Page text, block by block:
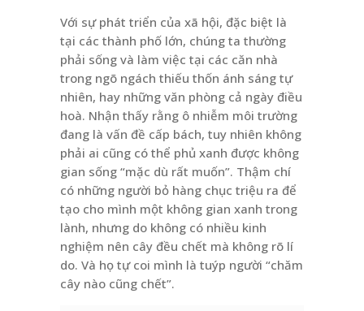
Với sự phát triển của xã hội, đặc biệt là
tại các thành phố lớn, chúng ta thường
phải sống và làm việc tại các căn nhà
trong ngõ ngách thiếu thốn ánh sáng tự
nhiên, hay những văn phòng cả ngày điều
hoà. Nhận thấy rằng ô nhiễm môi trường
đang là vấn đề cấp bách, tuy nhiên không
phải ai cũng có thể phủ xanh được không
gian sống “mặc dù rất muốn”. Thậm chí
có những người bỏ hàng chục triệu ra để
tạo cho mình một không gian xanh trong
lành, nhưng do không có nhiều kinh
nghiệm nên cây đều chết mà không rõ lí
do. Và họ tự coi mình là tuýp người “chăm
cây nào cũng chết”.